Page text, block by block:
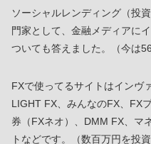
事とお金の話」をしてきました
＞＞
副業FXや自動売買「ルー
社のメディアに執筆（寄稿）し